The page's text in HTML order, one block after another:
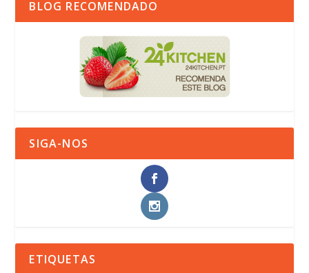
BLOG RECOMENDADO
SIGA-NOS
ETIQUETAS